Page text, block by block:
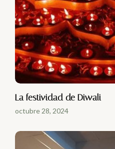
La festividad de Diwali
octubre 28, 2024